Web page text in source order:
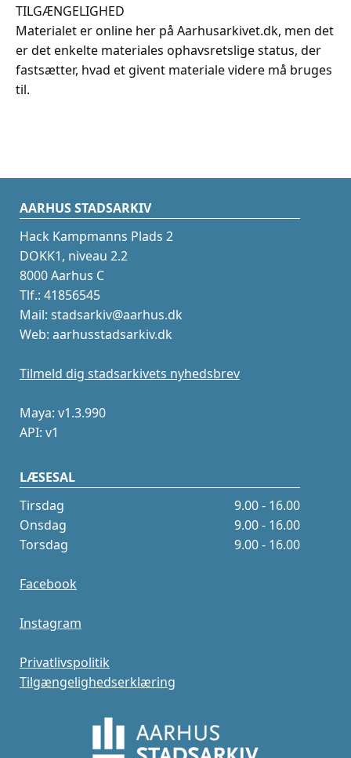
TILGÆNGELIGHED
Materialet er online her på Aarhusarkivet.dk, men det
er det enkelte materiales ophavsretslige status, der
fastsætter, hvad et givent materiale videre må bruges
til.
AARHUS STADSARKIV
Hack Kampmanns Plads 2
DOKK1, niveau 2.2
8000 Aarhus C
Tlf.: 41856545
Mail: stadsarkiv@aarhus.dk
Web: aarhusstadsarkiv.dk
Tilmeld dig stadsarkivets nyhedsbrev
Maya: v1.3.990
API: v1
LÆSESAL
Tirsdag
9.00 - 16.00
Onsdag
9.00 - 16.00
Torsdag
9.00 - 16.00
Facebook
Instagram
Privatlivspolitik
Tilgængelighedserklæring